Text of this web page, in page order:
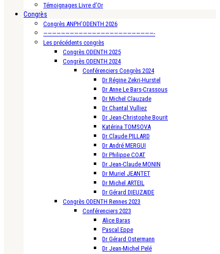
Témoignages Livre d’Or
Congrès
Congrès ANPH’ODENTH 2026
—————————————————————————-
Les précédents congrès
Congrès ODENTH 2025
Congrès ODENTH 2024
Conférenciers Congrès 2024
Dr Régine Zekri-Hurstel
Dr Anne Le Bars-Crassous
Dr Michel Clauzade
Dr Chantal Vulliez
Dr Jean-Christophe Bourit
Katérina TOMSOVA
Dr Claude PILLARD
Dr André MERGUI
Dr Philippe COAT
Dr Jean-Claude MONIN
Dr Muriel JEANTET
Dr Michel ARTEIL
Dr Gérard DIEUZAIDE
Congrès ODENTH Rennes 2023
Conférenciers 2023
Alice Baras
Pascal Eppe
Dr Gérard Ostermann
Dr Jean-Michel Pelé